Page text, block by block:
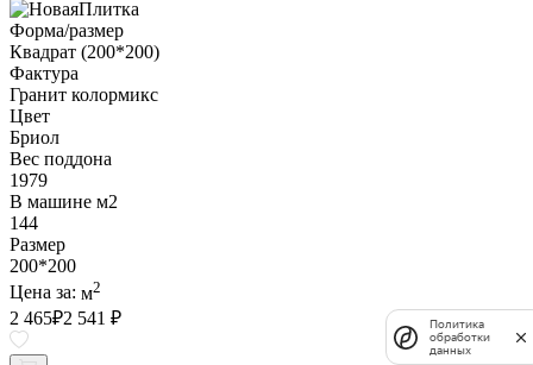
Форма/размер
Квадрат (200*200)
Фактура
Гранит колормикс
Цвет
Бриол
Вес поддона
1979
В машине м2
144
Размер
200*200
Цена за: м2
2 465₽2 541 ₽
Политика
обработки
данных